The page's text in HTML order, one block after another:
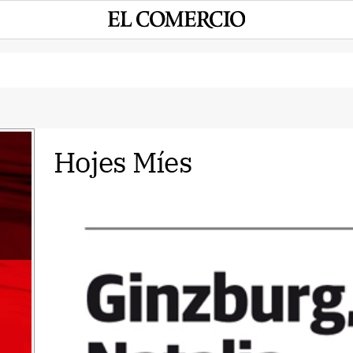
Hojes Míes